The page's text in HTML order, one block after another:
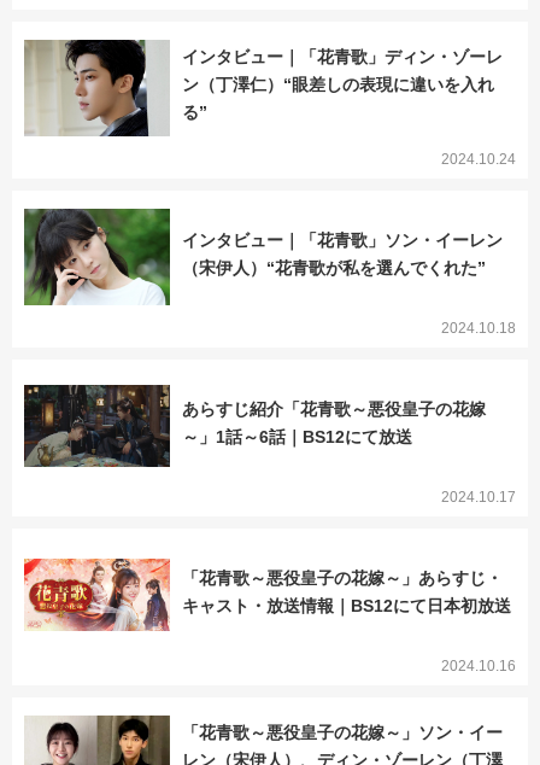
インタビュー｜「花青歌」ディン・ゾーレ
ン（丁澤仁）“眼差しの表現に違いを入れ
る”
2024.10.24
インタビュー｜「花青歌」ソン・イーレン
（宋伊人）“花青歌が私を選んでくれた”
2024.10.18
あらすじ紹介「花青歌～悪役皇子の花嫁
～」1話～6話｜BS12にて放送
2024.10.17
「花青歌～悪役皇子の花嫁～」あらすじ・
キャスト・放送情報｜BS12にて日本初放送
2024.10.16
「花青歌～悪役皇子の花嫁～」ソン・イー
レン（宋伊人）、ディン・ゾーレン（丁澤